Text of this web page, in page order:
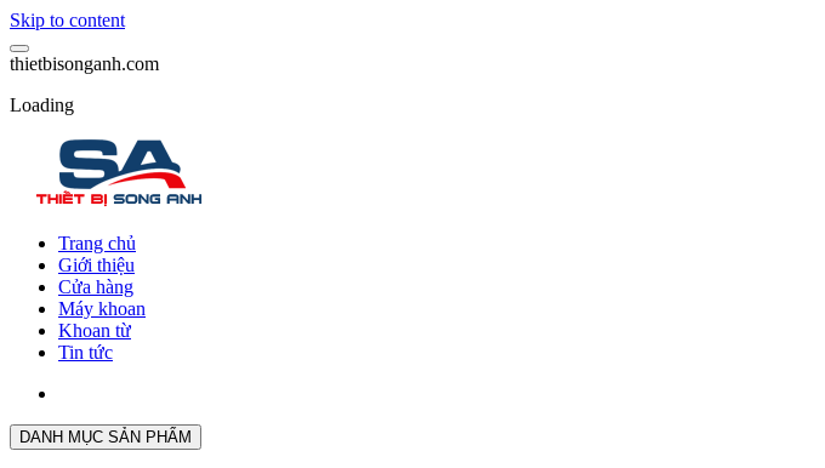
Skip to content
thietbisonganh.com
Loading
Trang chủ
Giới thiệu
Cửa hàng
Máy khoan
Khoan từ
Tin tức
DANH MỤC SẢN PHẨM